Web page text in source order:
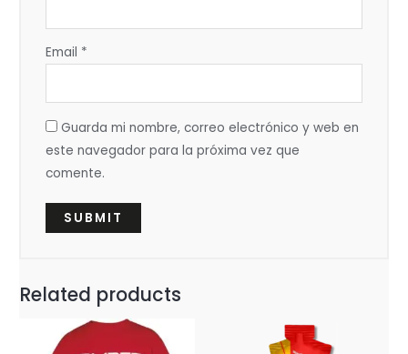
Email *
Guarda mi nombre, correo electrónico y web en
este navegador para la próxima vez que
comente.
Related products